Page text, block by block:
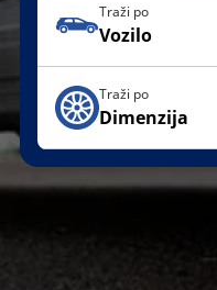
Traži po
Vozilo
Traži po
Dimenzija